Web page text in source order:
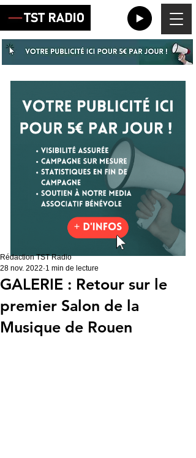
GALERIE : Retour sur le
premier Salon de la
Musique de Rouen
Rédaction TST Radio
28 nov. 2022 1 min de lecture